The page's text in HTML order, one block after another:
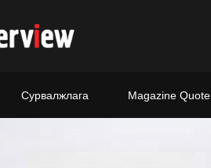
Сурвалжлага Magazine Quote